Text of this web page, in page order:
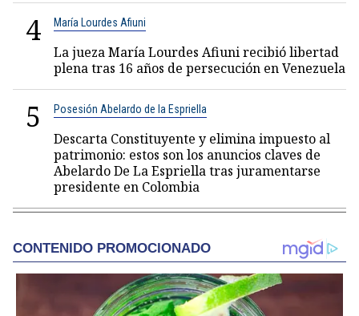
4 María Lourdes Afiuni
La jueza María Lourdes Afiuni recibió libertad
plena tras 16 años de persecución en Venezuela
5 Posesión Abelardo de la Espriella
Descarta Constituyente y elimina impuesto al
patrimonio: estos son los anuncios claves de
Abelardo De La Espriella tras juramentarse
presidente en Colombia